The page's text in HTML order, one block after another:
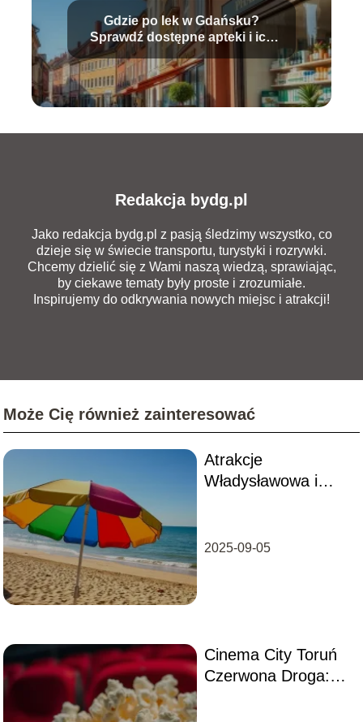
Gdzie po lek w Gdańsku?
Sprawdź dostępne apteki i ich
godziny!
Redakcja bydg.pl
Jako redakcja bydg.pl z pasją śledzimy wszystko, co
dzieje się w świecie transportu, turystyki i rozrywki.
Chcemy dzielić się z Wami naszą wiedzą, sprawiając,
by ciekawe tematy były proste i zrozumiałe.
Inspirujemy do odkrywania nowych miejsc i atrakcji!
Może Cię również zainteresować
Atrakcje
Władysławowa i
2025-09-05
Cinema City Toruń
Czerwona Droga: